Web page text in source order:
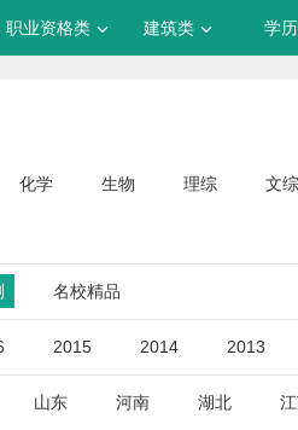
职业资格类 建筑类 学
化学 生物 理综 文综
名校精品
2015 2014 2013
山东 河南 湖北